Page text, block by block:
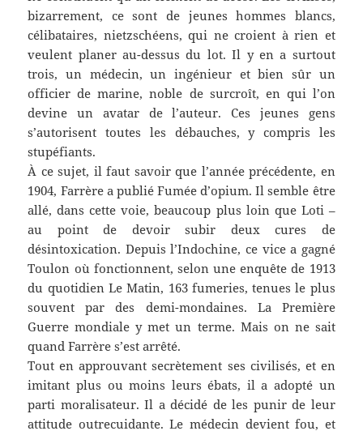
bizarrement, ce sont de jeunes hommes blancs,
célibataires, nietzschéens, qui ne croient à rien et
veulent planer au-dessus du lot. Il y en a surtout
trois, un médecin, un ingénieur et bien sûr un
officier de marine, noble de surcroît, en qui l’on
devine un avatar de l’auteur. Ces jeunes gens
s’autorisent toutes les débauches, y compris les
stupéfiants.
À ce sujet, il faut savoir que l’année précédente, en
1904, Farrère a publié Fumée d’opium. Il semble être
allé, dans cette voie, beaucoup plus loin que Loti –
au point de devoir subir deux cures de
désintoxication. Depuis l’Indochine, ce vice a gagné
Toulon où fonctionnent, selon une enquête de 1913
du quotidien Le Matin, 163 fumeries, tenues le plus
souvent par des demi-mondaines. La Première
Guerre mondiale y met un terme. Mais on ne sait
quand Farrère s’est arrêté.
Tout en approuvant secrètement ses civilisés, et en
imitant plus ou moins leurs ébats, il a adopté un
parti moralisateur. Il a décidé de les punir de leur
attitude outrecuidante. Le médecin devient fou, et